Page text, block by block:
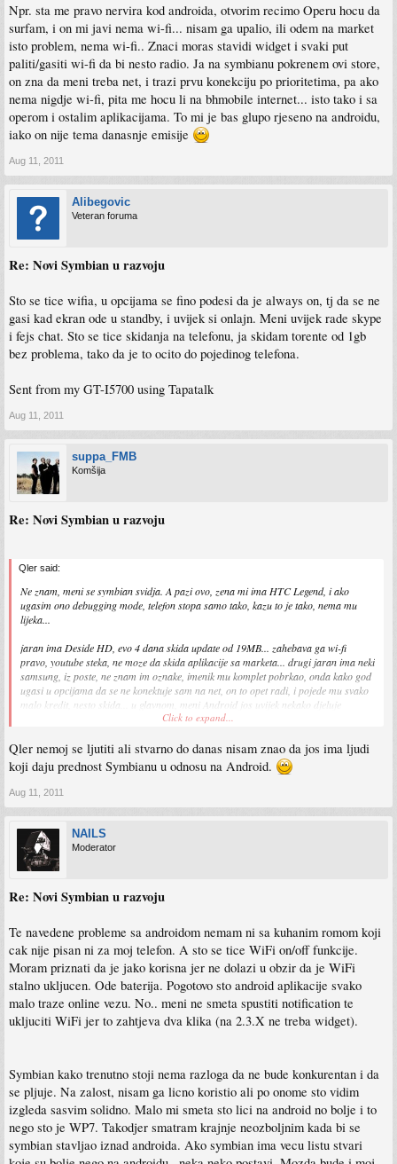
Npr. sta me pravo nervira kod androida, otvorim recimo Operu hocu da
surfam, i on mi javi nema wi-fi... nisam ga upalio, ili odem na market
isto problem, nema wi-fi.. Znaci moras stavidi widget i svaki put
paliti/gasiti wi-fi da bi nesto radio. Ja na symbianu pokrenem ovi store,
on zna da meni treba net, i trazi prvu konekciju po prioritetima, pa ako
nema nigdje wi-fi, pita me hocu li na bhmobile internet... isto tako i sa
operom i ostalim aplikacijama. To mi je bas glupo rjeseno na androidu,
iako on nije tema danasnje emisije
Aug 11, 2011
Alibegovic
Veteran foruma
Re: Novi Symbian u razvoju
Sto se tice wifia, u opcijama se fino podesi da je always on, tj da se ne
gasi kad ekran ode u standby, i uvijek si onlajn. Meni uvijek rade skype
i fejs chat. Sto se tice skidanja na telefonu, ja skidam torente od 1gb
bez problema, tako da je to ocito do pojedinog telefona.
Sent from my GT-I5700 using Tapatalk
Aug 11, 2011
suppa_FMB
Komšija
Re: Novi Symbian u razvoju
Qler said:
Ne znam, meni se symbian svidja. A pazi ovo, zena mi ima HTC Legend, i ako
ugasim ono debugging mode, telefon stopa samo tako, kazu to je tako, nema mu
lijeka...
jaran ima Deside HD, evo 4 dana skida update od 19MB... zahebava ga wi-fi
pravo, youtube steka, ne moze da skida aplikacije sa marketa... drugi jaran ima neki
samsung, iz poste, ne znam im oznake, imenik mu komplet pobrkao, onda kako god
ugasi u opcijama da se ne konektuje sam na net, on to opet radi, i pojede mu svako
malo kredit, nesto skida... u glavnom, meni Android jos uvijek nekako djeluje
"nedoreceno".. tacno se po nekim opcijama, pristupu njima, vidi da je symbian, iako
Npr. sta me pravo nervira kod androida, otvorim recimo Operu hocu da surfam, i
on mi javi nema wi-fi... nisam ga upalio, ili odem na market isto problem, nema wi-
fi.. Znaci moras stavidi widget i svaki put paliti/gasiti wi-fi da bi nesto radio. Ja na
symbianu pokrenem ovi store, on zna da meni treba net, i trazi prvu konekciju po
prioritetima, pa ako nema nigdje wi-fi, pita me hocu li na bhmobile internet... isto
tako i sa operom i ostalim aplikacijama. To mi je bas glupo rjeseno na androidu,
iako on nije tema danasnje emisije
Click to expand...
Qler nemoj se ljutiti ali stvarno do danas nisam znao da jos ima ljudi
koji daju prednost Symbianu u odnosu na Android.
Aug 11, 2011
NAILS
Moderator
Re: Novi Symbian u razvoju
Te navedene probleme sa androidom nemam ni sa kuhanim romom koji
cak nije pisan ni za moj telefon. A sto se tice WiFi on/off funkcije.
Moram priznati da je jako korisna jer ne dolazi u obzir da je WiFi
stalno ukljucen. Ode baterija. Pogotovo sto android aplikacije svako
malo traze online vezu. No.. meni ne smeta spustiti notification te
ukljuciti WiFi jer to zahtjeva dva klika (na 2.3.X ne treba widget).
Symbian kako trenutno stoji nema razloga da ne bude konkurentan i da
se pljuje. Na zalost, nisam ga licno koristio ali po onome sto vidim
izgleda sasvim solidno. Malo mi smeta sto lici na android no bolje i to
nego sto je WP7. Takodjer smatram krajnje neozboljnim kada bi se
symbian stavljao iznad androida. Ako symbian ima vecu listu stvari